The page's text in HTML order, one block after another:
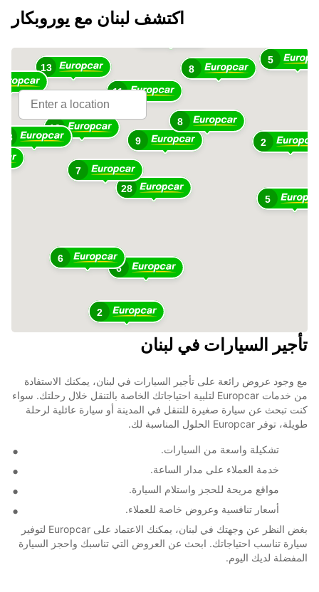
اكتشف لبنان مع يوروبكار
28
9
7
8
6
11
13
6
8
13
2
5
2
13
5
تأجير السيارات في لبنان
مع وجود عروض رائعة على تأجير السيارات في لبنان، يمكنك الاستفادة
من خدمات Europcar لتلبية احتياجاتك الخاصة بالتنقل خلال رحلتك. سواء
كنت تبحث عن سيارة صغيرة للتنقل في المدينة أو سيارة عائلية لرحلة
طويلة، توفر Europcar الحلول المناسبة لك.
تشكيلة واسعة من السيارات.
خدمة العملاء على مدار الساعة.
مواقع مريحة للحجز واستلام السيارة.
أسعار تنافسية وعروض خاصة للعملاء.
بغض النظر عن وجهتك في لبنان، يمكنك الاعتماد على Europcar لتوفير
سيارة تناسب احتياجاتك. ابحث عن العروض التي تناسبك واحجز السيارة
المفضلة لديك اليوم.